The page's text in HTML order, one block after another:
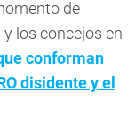
de
los concejos en
conforman
disidente y el